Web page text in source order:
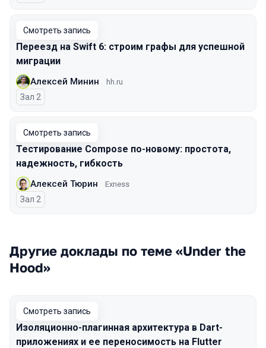
Смотреть запись
Переезд на Swift 6: строим графы для успешной
миграции
Алексей Минин hh.ru
Зал 2
Смотреть запись
Тестирование Compose по-новому: простота,
надежность, гибкость
Алексей Тюрин Exness
Зал 2
Другие доклады по теме «Under the
Hood»
Смотреть запись
Изоляционно-плагинная архитектура в Dart-
приложениях и ее переносимость на Flutter